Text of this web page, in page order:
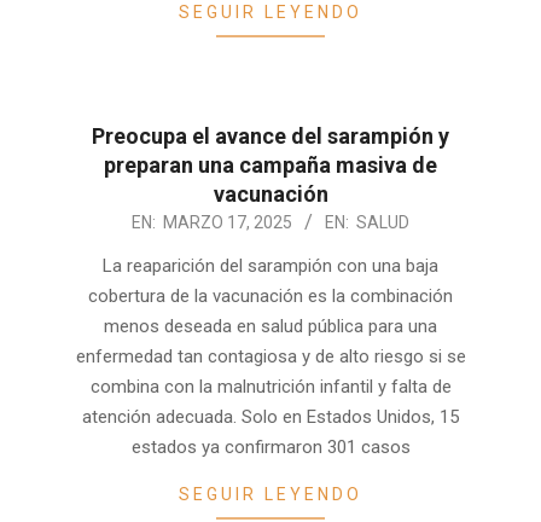
SEGUIR LEYENDO
Preocupa el avance del sarampión y
preparan una campaña masiva de
vacunación
EN: MARZO 17, 2025 EN: SALUD
La reaparición del sarampión con una baja
cobertura de la vacunación es la combinación
menos deseada en salud pública para una
enfermedad tan contagiosa y de alto riesgo si se
combina con la malnutrición infantil y falta de
atención adecuada. Solo en Estados Unidos, 15
estados ya confirmaron 301 casos
SEGUIR LEYENDO